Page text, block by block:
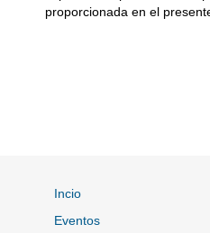
proporcionada en el
Incio
Eventos